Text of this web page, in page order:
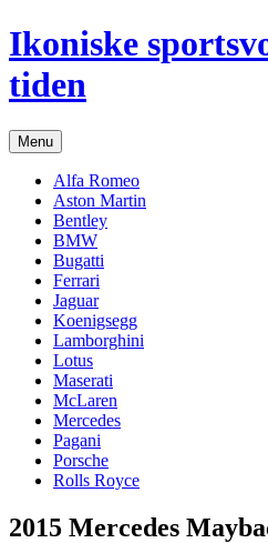
Hop
til
indhold
Ikoniske
tiden
Menu
Alfa Romeo
Aston Martin
Bentley
BMW
Bugatti
Ferrari
Jaguar
Koenigsegg
Lamborghini
Lotus
Maserati
McLaren
Mercedes
Pagani
Porsche
Rolls Royce
2015 Mercedes